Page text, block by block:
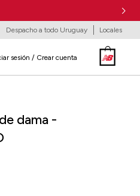
Despacho a todo Uruguay Locales
dama -